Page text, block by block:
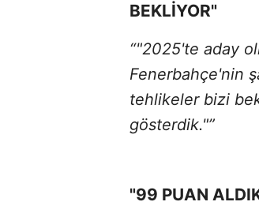
BEKLİYOR"
“"2025'te aday
Fenerbahçe'nin
tehlikeler bizi
gösterdik."”
"99 PUAN